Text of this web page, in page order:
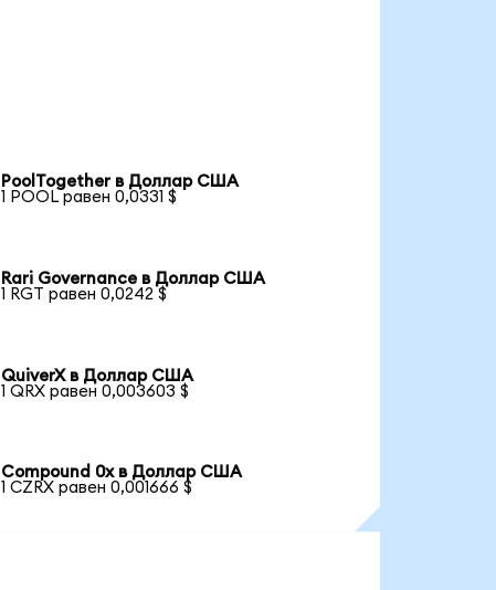
PoolTogether в Доллар США
1 POOL равен 0,0331 $
Rari Governance в Доллар США
1 RGT равен 0,0242 $
QuiverX в Доллар США
1 QRX равен 0,003603 $
Compound 0x в Доллар США
1 CZRX равен 0,001666 $